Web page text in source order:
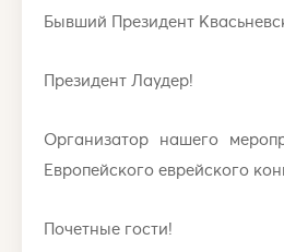
Бывший Президент
Президент Лаудер!
Организатор нашего
Европейского еврейского
Почетные гости!